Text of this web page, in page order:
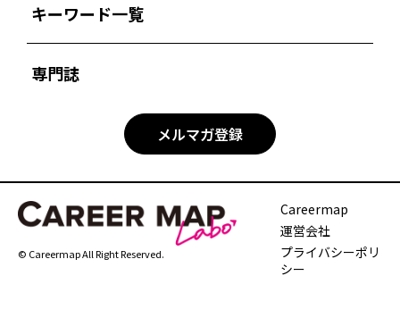
キーワード一覧
専門誌
メルマガ登録
© Careermap All Right Reserved.
Careermap
運営会社
プライバシーポリ
シー